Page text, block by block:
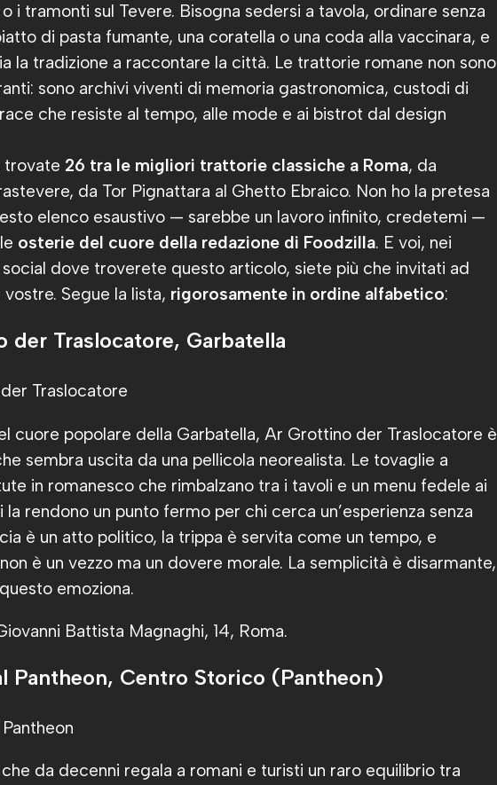
i tramonti sul Tevere. Bisogna sedersi a tavola, ordinare senza
di pasta fumante, una coratella o una coda alla vaccinara, e
la tradizione a raccontare la città. Le trattorie romane non sono
sono archivi viventi di memoria gastronomica, custodi di
che resiste al tempo, alle mode e ai bistrot dal design
trovate 26 tra le migliori trattorie classiche a Roma, da
da Tor Pignattara al Ghetto Ebraico. Non ho la pretesa
elenco esaustivo — sarebbe un lavoro infinito, credetemi —
osterie del cuore della redazione di Foodzilla. E voi, nei
dove troverete questo articolo, siete più che invitati ad
Segue la lista, rigorosamente in ordine alfabetico:
der Traslocatore, Garbatella
cuore popolare della Garbatella, Ar Grottino der Traslocatore è
sembra uscita da una pellicola neorealista. Le tovaglie a
in romanesco che rimbalzano tra i tavoli e un menu fedele ai
la rendono un punto fermo per chi cerca un’esperienza senza
è un atto politico, la trippa è servita come un tempo, e
non è un vezzo ma un dovere morale. La semplicità è disarmante,
emoziona.
Battista Magnaghi, 14, Roma.
Pantheon, Centro Storico (Pantheon)
che da decenni regala a romani e turisti un raro equilibrio tra